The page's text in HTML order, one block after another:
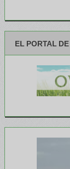
EL PORTAL